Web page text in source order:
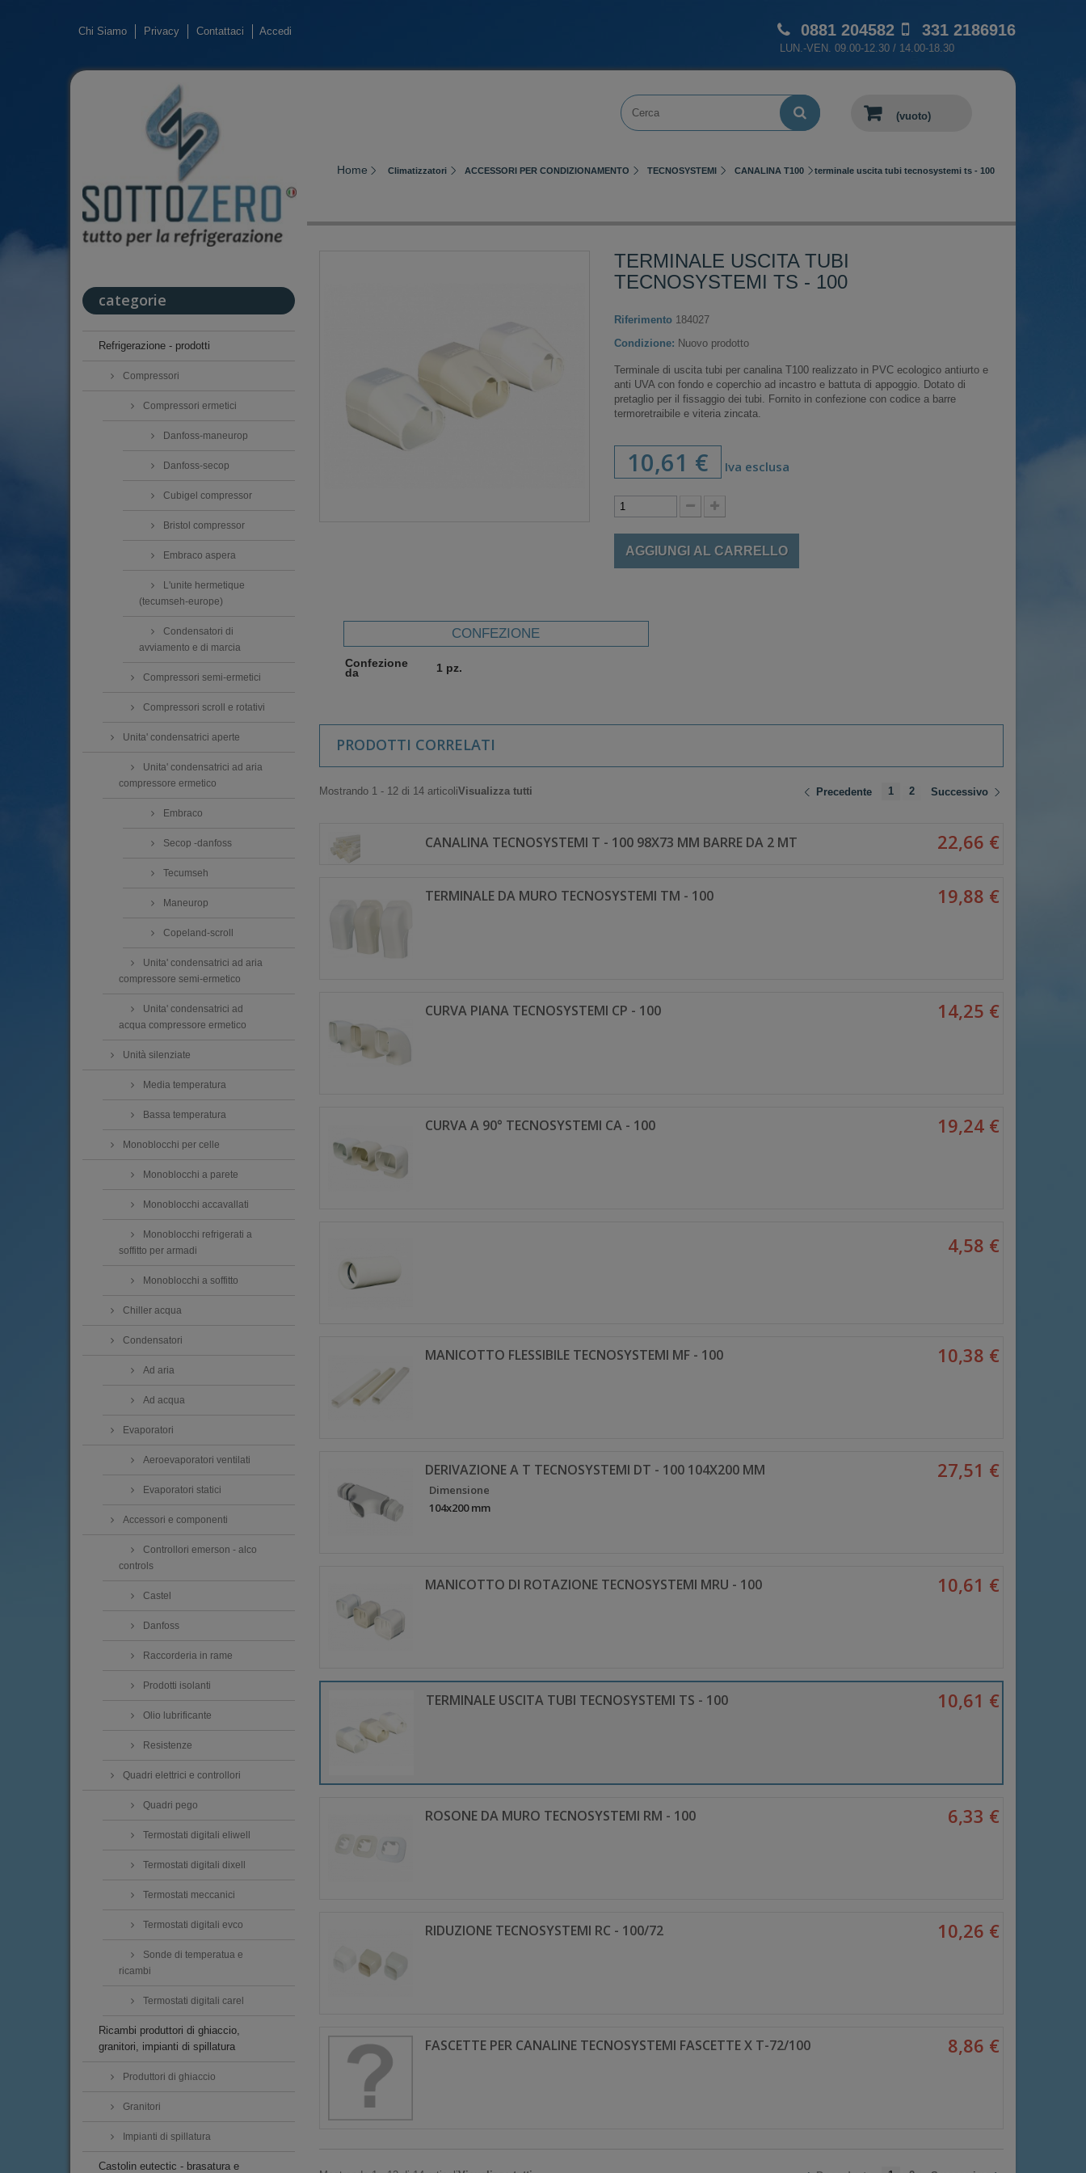
Chi Siamo Privacy Contattaci 0881 204582 331 2186916
LUN.-VEN. 09.00-12.30 / 14.00-18.30
Accedi
categorie
Refrigerazione - prodotti
Compressori
Compressori ermetici
Danfoss-maneurop
Danfoss-secop
Cubigel compressor
Bristol compressor
Embraco aspera
L'unite hermetique
(tecumseh-europe)
Condensatori di
avviamento e di marcia
Compressori semi-ermetici
Compressori scroll e rotativi
Unita' condensatrici aperte
Unita' condensatrici ad aria
compressore ermetico
Embraco
Secop -danfoss
Tecumseh
Maneurop
Copeland-scroll
Unita' condensatrici ad aria
compressore semi-ermetico
Unita' condensatrici ad
acqua compressore ermetico
Unità silenziate
Media temperatura
Bassa temperatura
Monoblocchi per celle
Monoblocchi a parete
Monoblocchi accavallati
Monoblocchi refrigerati a
soffitto per armadi
Monoblocchi a soffitto
Chiller acqua
Condensatori
Ad aria
Ad acqua
Evaporatori
Aeroevaporatori ventilati
Evaporatori statici
Accessori e componenti
Controllori emerson - alco
controls
Castel
Danfoss
Raccorderia in rame
Prodotti isolanti
Olio lubrificante
Resistenze
Quadri elettrici e controllori
Quadri pego
Termostati digitali eliwell
Termostati digitali dixell
Termostati meccanici
Termostati digitali evco
Sonde di temperatua e
ricambi
Termostati digitali carel
Ricambi produttori di ghiaccio,
granitori, impianti di spillatura
Produttori di ghiaccio
Granitori
Impianti di spillatura
Castolin eutectic - brasatura e
(vuoto)
Home Climatizzatori ACCESSORI PER CONDIZIONAMENTO TECNOSYSTEMI CANALINA T100 terminale uscita tubi tecnosystemi ts - 100
TERMINALE USCITA TUBI
TECNOSYSTEMI TS - 100
Riferimento 184027
Condizione: Nuovo prodotto
Terminale di uscita tubi per canalina T100 realizzato in PVC ecologico antiurto e
anti UVA con fondo e coperchio ad incastro e battuta di appoggio. Dotato di
pretaglio per il fissaggio dei tubi. Fornito in confezione con codice a barre
termoretraibile e viteria zincata.
10,61 € Iva esclusa
AGGIUNGI AL CARRELLO
CONFEZIONE
Confezione
da 1 pz.
PRODOTTI CORRELATI
Precedente 1 2 Successivo
Mostrando 1 - 12 di 14 articoliVisualizza tutti
CANALINA TECNOSYSTEMI T - 100 98X73 MM BARRE DA 2 MT 22,66 €
TERMINALE DA MURO TECNOSYSTEMI TM - 100 19,88 €
CURVA PIANA TECNOSYSTEMI CP - 100 14,25 €
CURVA A 90° TECNOSYSTEMI CA - 100 19,24 €
4,58 €
MANICOTTO FLESSIBILE TECNOSYSTEMI MF - 100 10,38 €
DERIVAZIONE A T TECNOSYSTEMI DT - 100 104X200 MM 27,51 €
Dimensione
104x200 mm
MANICOTTO DI ROTAZIONE TECNOSYSTEMI MRU - 100 10,61 €
TERMINALE USCITA TUBI TECNOSYSTEMI TS - 100 10,61 €
ROSONE DA MURO TECNOSYSTEMI RM - 100 6,33 €
RIDUZIONE TECNOSYSTEMI RC - 100/72 10,26 €
FASCETTE PER CANALINE TECNOSYSTEMI FASCETTE X T-72/100 8,86 €